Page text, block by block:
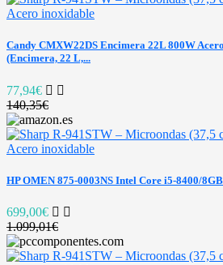
Candy CMXW22DS Encimera 22L 800W
(Encimera, 22 L,...
77,94€
140,35€
HP OMEN 875-0003NS Intel Core i5-8400/
699,00€
1.099,01€